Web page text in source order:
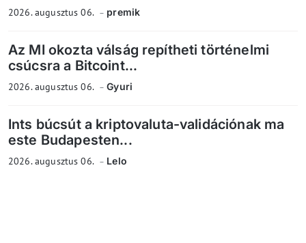
2026. augusztus 06. premik
Az MI okozta válság repítheti történelmi
csúcsra a Bitcoint...
2026. augusztus 06. Gyuri
Ints búcsút a kriptovaluta-validációnak ma
este Budapesten...
2026. augusztus 06. Lelo